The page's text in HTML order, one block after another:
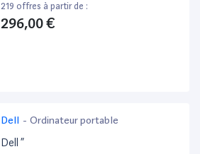
219 offres à partir de :
296,00 €
Dell - Ordinateur portable
Dell ”